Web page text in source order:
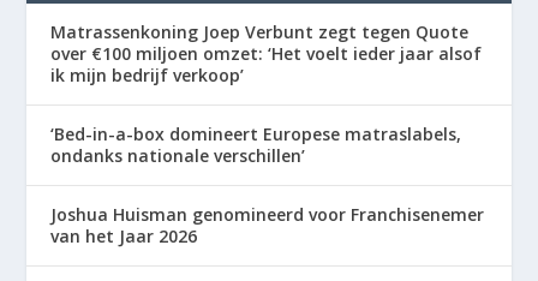
Matrassenkoning Joep Verbunt zegt tegen Quote
over €100 miljoen omzet: ‘Het voelt ieder jaar alsof
ik mijn bedrijf verkoop’
‘Bed-in-a-box domineert Europese matraslabels,
ondanks nationale verschillen’
Joshua Huisman genomineerd voor Franchisenemer
van het Jaar 2026